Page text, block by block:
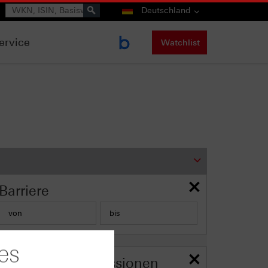
Suche Deutschland
Watchlist
Barriere
intraday-Emissionen